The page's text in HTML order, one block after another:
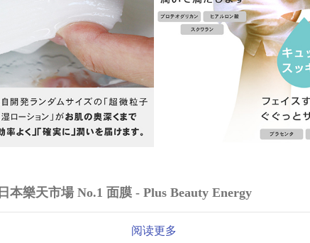
日本樂天市場 No.1 面膜 - Plus Beauty Energy
阅读更多